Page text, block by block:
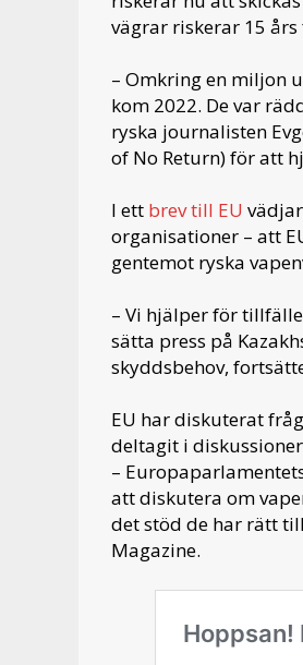
vägrar riskerar 15 års
– Omkring en miljon
kom 2022. De var
ryska journalisten
of No Return) för att
I ett brev till EU
organisationer – att
gentemot ryska
– Vi hjälper för
sätta press på
skyddsbehov,
EU har diskuterat
deltagit i
–
att diskutera om
det stöd de har rätt
Magazine.